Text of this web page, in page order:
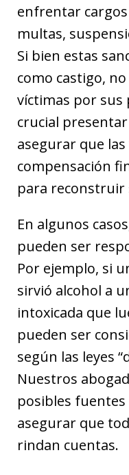
enfrentar
multas,
Si bien estas
como castigo,
víctimas por sus
crucial
asegurar que
compensación
para reconstruir
En algunos
pueden ser
Por ejemplo, si
sirvió alcohol a
intoxicada que
pueden ser
según las leyes
Nuestros
posibles
asegurar que
rindan cuentas.